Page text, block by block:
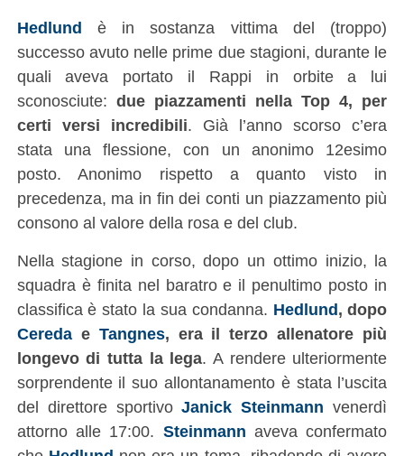
Hedlund è in sostanza vittima del (troppo)
successo avuto nelle prime due stagioni, durante le
quali aveva portato il Rappi in orbite a lui
sconosciute: due piazzamenti nella Top 4, per
certi versi incredibili. Già l’anno scorso c’era
stata una flessione, con un anonimo 12esimo
posto. Anonimo rispetto a quanto visto in
precedenza, ma in fin dei conti un piazzamento più
consono al valore della rosa e del club.
Nella stagione in corso, dopo un ottimo inizio, la
squadra è finita nel baratro e il penultimo posto in
classifica è stato la sua condanna. Hedlund, dopo
Ceredae Tangnes, era il terzo allenatore più
longevo di tutta la lega. A rendere ulteriormente
sorprendente il suo allontanamento è stata l’uscita
del direttore sportivoJanick Steinmann venerdì
attorno alle 17:00. Steinmann aveva confermato